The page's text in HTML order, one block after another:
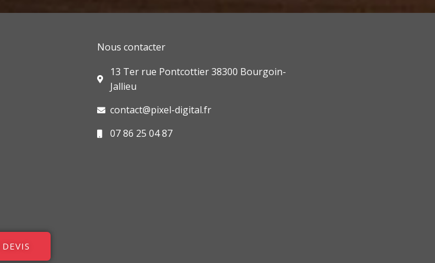
r
Nous contacter
13 Ter rue Pontcottier 38300 Bourgoin-
Jallieu
contact@pixel-digital.fr
07 86 25 04 87